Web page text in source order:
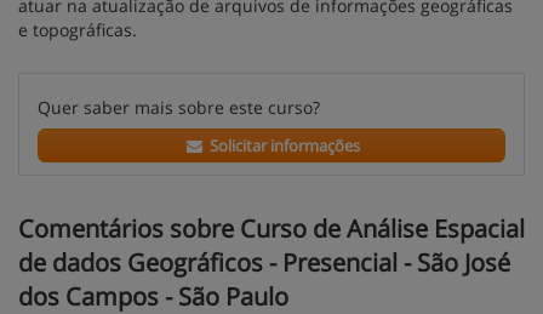
atuar na atualização de arquivos de informações geográficas
e topográficas.
Quer saber mais sobre este curso?
Solicitar informações
Comentários sobre Curso de Análise Espacial
de dados Geográficos - Presencial - São José
dos Campos - São Paulo